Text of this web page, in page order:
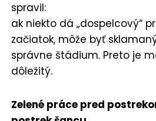
spravil:
ak niekto dá „dospelcový“
začiatok, môže byť
správne štádium. Preto je
dôležitý.
Zelené práce pred